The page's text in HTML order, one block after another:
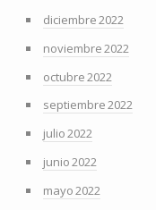
diciembre 2022
noviembre 2022
octubre 2022
septiembre 2022
julio 2022
junio 2022
mayo 2022